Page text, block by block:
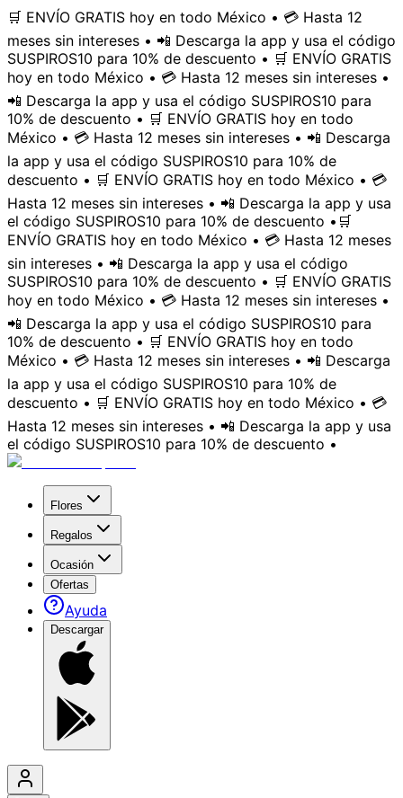
🛒 ENVÍO GRATIS hoy en todo México • 💳 Hasta 12
meses sin intereses • 📲 Descarga la app y usa el código
SUSPIROS10 para 10% de descuento • 🛒 ENVÍO GRATIS
hoy en todo México • 💳 Hasta 12 meses sin intereses •
📲 Descarga la app y usa el código SUSPIROS10 para
10% de descuento • 🛒 ENVÍO GRATIS hoy en todo
México • 💳 Hasta 12 meses sin intereses • 📲 Descarga
la app y usa el código SUSPIROS10 para 10% de
descuento • 🛒 ENVÍO GRATIS hoy en todo México • 💳
Hasta 12 meses sin intereses • 📲 Descarga la app y usa
el código SUSPIROS10 para 10% de descuento • 🛒
ENVÍO GRATIS hoy en todo México • 💳 Hasta 12 meses
sin intereses • 📲 Descarga la app y usa el código
SUSPIROS10 para 10% de descuento • 🛒 ENVÍO GRATIS
hoy en todo México • 💳 Hasta 12 meses sin intereses •
📲 Descarga la app y usa el código SUSPIROS10 para
10% de descuento • 🛒 ENVÍO GRATIS hoy en todo
México • 💳 Hasta 12 meses sin intereses • 📲 Descarga
la app y usa el código SUSPIROS10 para 10% de
descuento • 🛒 ENVÍO GRATIS hoy en todo México • 💳
Hasta 12 meses sin intereses • 📲 Descarga la app y usa
el código SUSPIROS10 para 10% de descuento •
Flores
Regalos
Ocasión
Ofertas
Ayuda
Descargar